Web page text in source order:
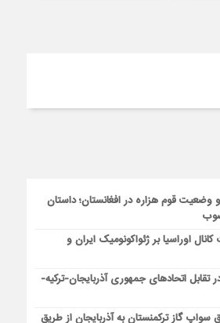
وضعیت قوم هزاره در افغانستان؛ داستان
اوراسیا بر ژئواکونومیک ایران و
تقابل اتحادهای جمهوری آذربایجان-ترکیه-
سواپ گاز ترکمنستان به آذربایجان از طریق